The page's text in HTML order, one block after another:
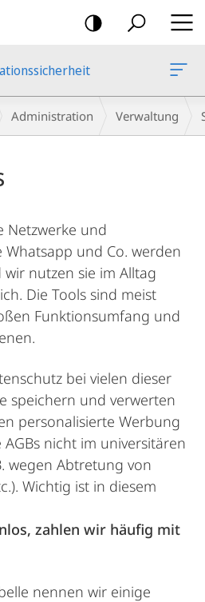
Administration Verwaltung
Netzwerke und
Whatsapp und Co. werden
nutzen sie im Alltag
Die Tools sind meist
Funktionsumfang und
bei vielen dieser
speichern und verwerten
personalisierte Werbung
nicht im universitären
wegen Abtretung von
Wichtig ist in diesem
zahlen wir häufig mit
nennen wir einige